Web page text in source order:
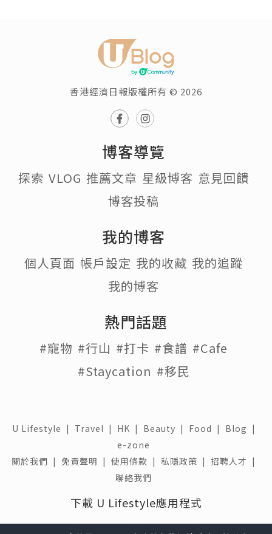
香港經濟日報版權所有 © 2026
博客導覽
探索 VLOG 推薦文章 星級博客 意見回饋
博客投稿
我的博客
個人頁面 帳戶設定 我的收藏 我的追蹤
我的博客
熱門話題
#寵物 #行山 #打卡 #食譜 #Cafe
#Staycation #移民
U Lifestyle | Travel | HK | Beauty | Food | Blog |
e-zone
關於我們 | 免責聲明 | 使用條款 | 私隱政策 | 招聘人才 |
聯絡我們
下載 U Lifestyle應用程式